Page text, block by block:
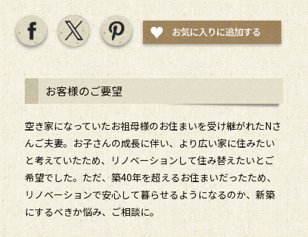
お客様のご要望
空き家になっていたお祖母様のお住まいを受け継がれたNさ
んご夫妻。お子さんの成長に伴い、より広い家に住みたい
と考えていたため、リノベーションして住み替えたいとご
希望でした。ただ、築40年を超えるお住まいだったため、
リノベーションで安心して暮らせるようになるのか、新築
にするべきか悩み、ご相談に。